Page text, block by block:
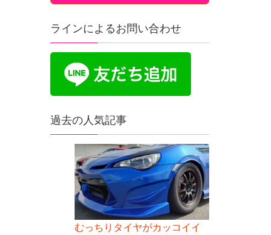
ラインによるお問い合わせ
過去の人気記事
むっちりタイヤがカッコイイ